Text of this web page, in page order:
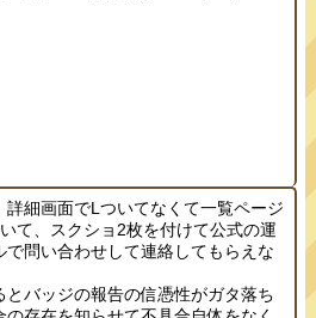
詳細画面でLついてなくて一覧ページ
て、スクショ2枚を付けて公式の運
問い合わせして連絡してもらえな
とバッジの報告の信憑性がガタ落ち